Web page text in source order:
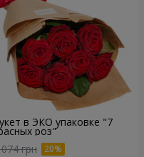
в ЭКО упаковке "7
роз"
грн